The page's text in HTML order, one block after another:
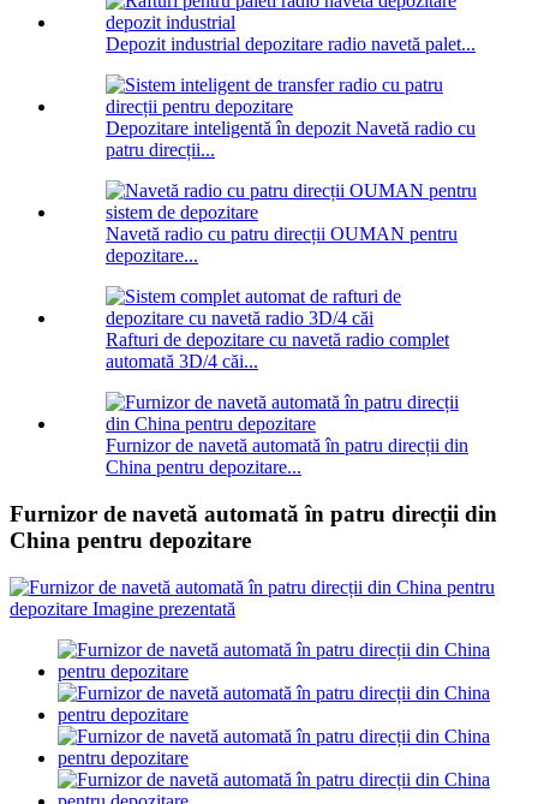
Depozit industrial depozitare radio navetă palet...
Depozitare inteligentă în depozit Navetă radio cu
patru direcții...
Navetă radio cu patru direcții OUMAN pentru
depozitare...
Rafturi de depozitare cu navetă radio complet
automată 3D/4 căi...
Furnizor de navetă automată în patru direcții din
China pentru depozitare...
Furnizor de navetă automată în patru direcții din
China pentru depozitare